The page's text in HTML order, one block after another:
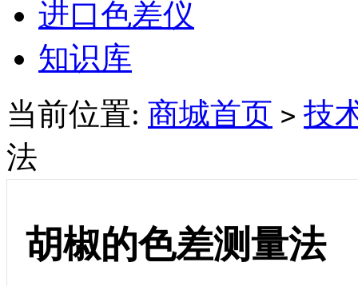
进口色差仪
知识库
当前位置: 商城首页 > 技
法
胡椒的色差测量法